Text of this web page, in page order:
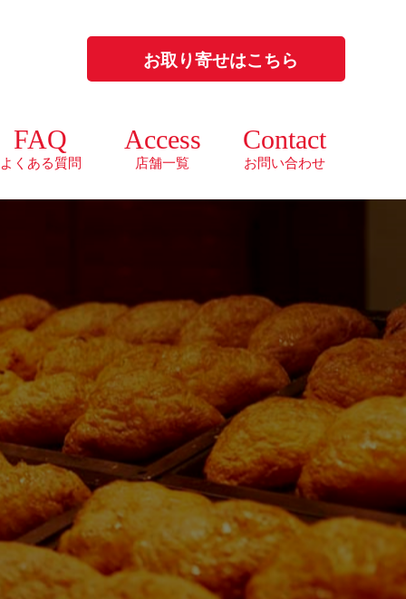
お取り寄せはこちら
FAQ
よくある質問
Access
店舗一覧
Contact
お問い合わせ